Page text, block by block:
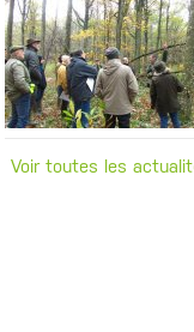
Voir toutes les